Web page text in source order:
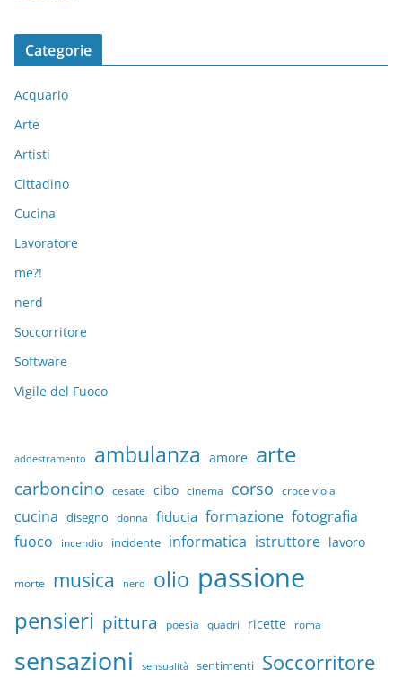
Categorie
Acquario
Arte
Artisti
Cittadino
Cucina
Lavoratore
me?!
nerd
Soccorritore
Software
Vigile del Fuoco
addestramento ambulanza amore arte
carboncino cesate cibo cinema corso croce viola
cucina disegno donna fiducia formazione fotografia
fuoco
incendio incidente informatica istruttore lavoro
morte musica nerd olio passione
pensieri pittura poesia quadri ricette roma
sensazioni sensualità sentimenti Soccorritore